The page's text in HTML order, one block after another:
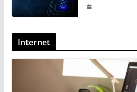
Internet